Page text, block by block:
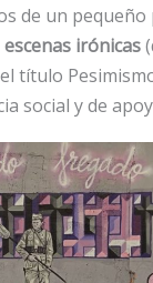
de un pequeño
escenas irónicas
título
social y de